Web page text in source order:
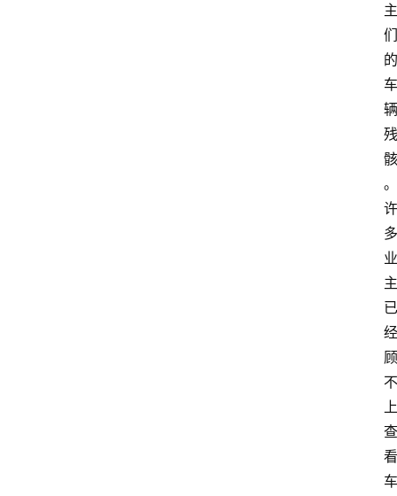
主
们
的
车
辆
残
骸
。
许
多
业
主
已
经
顾
不
上
查
看
车